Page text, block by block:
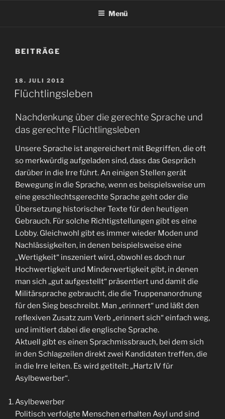
Menü
BEITRÄGE
VERÖFFENTLICHT
AM
18. JULI 2012
Flüchtlingsleben
Nachdenkung über die gerechte Sprache und
das gerechte Flüchtlingsleben
Unsere Sprache ist angereichert mit Begriffen, die oft
so merkwürdig aufgeladen sind, dass das Gespräch
darüber in die Irre führt. An einigen Stellen gerät
Bewegung in die Sprache, wenn es beispielsweise um
eine geschlechtsgerechte Sprache geht oder die
Übersetzung historischer Texte für den heutigen
Gebrauch. Für solche Richtigstellungen gibt es eine
Lobby. Gleichwohl gibt es immer wieder Moden und
Nachlässigkeiten, in denen beispielsweise eine
„Wertigkeit“ inszeniert wird, obwohl es doch nur
Hochwertigkeit und Minderwertigkeit gibt, in denen
man sich „gut aufgestellt“ präsentiert und damit die
Militärsprache gebraucht, die die Truppenanordnung
für den Sieg beschreibt. Man „erinnert“ und läßt den
reflexiven Zusatz zum Verb „erinnert sich“ einfach weg,
und imitiert dabei die englische Sprache.
Aktuell gibt es einen Sprachmissbrauch, bei dem sich
in den Schlagzeilen direkt zwei Kandidaten treffen, die
in die Irre leiten. Es wird getitelt: „Hartz IV für
Asylbewerber“.
Asylbewerber
Politisch verfolgte Menschen erhalten Asyl und sind